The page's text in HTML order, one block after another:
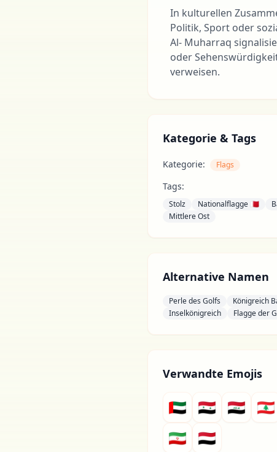
In kulturellen
Politik, Sport oder
Al- Muharraq
oder
verweisen.
Kategorie & Tags
Kategorie: Flags
Tags:
Stolz Nationalflagge 🇧🇭
Mittlere Ost
Alternative Namen
Perle des Golfs Königreich
Inselkönigreich
Flagge der
Verwandte Emojis
🇦🇪 🇸🇾 🇮🇶 🇱🇧
🇮🇷
🇾🇪